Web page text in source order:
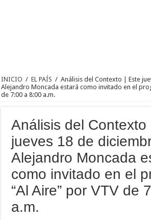
INICIO / EL PAÍS / Análisis del Contexto | Este
Alejandro Moncada estará como invitado en el
de 7:00 a 8:00 a.m.
Análisis del Contexto
jueves 18 de
Alejandro Moncada
como invitado en el
“Al Aire” por VTV de
a.m.